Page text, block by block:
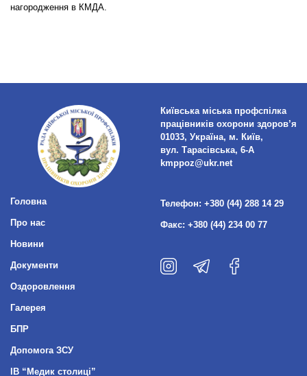
нагородження в КМДА.
Головна
Про нас
Новини
Документи
Оздоровлення
Галерея
БПР
Допомога ЗСУ
ІВ “Медик столиці”
Київська міська профспілка
працівників охорони здоров’я
01033, Україна, м. Київ,
вул. Тарасівська, 6-А
kmppoz@ukr.net
Телефон: +380 (44) 288 14 29
Факс: +380 (44) 234 00 77